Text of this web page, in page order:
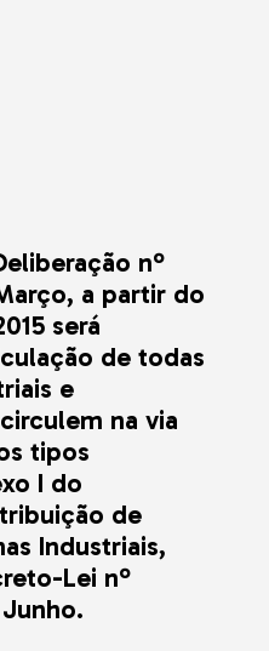
nº
a partir do
será
de todas
e
na via
tipos
I do
de
Industriais,
Lei nº